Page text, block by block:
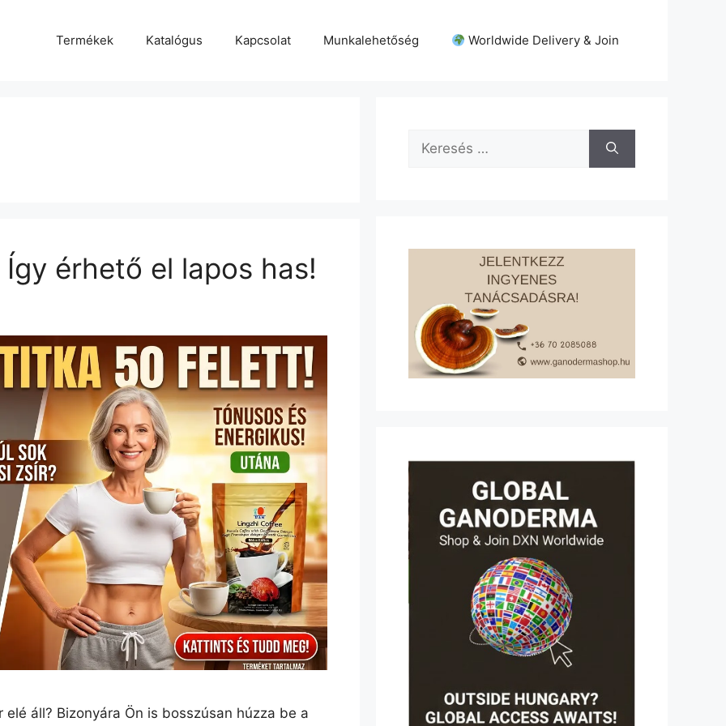
Termékek Katalógus Kapcsolat Munkalehetőség Worldwide Delivery & Join
érhető el lapos has!
áll? Bizonyára Ön is bosszúsan húzza be a
Keresés: